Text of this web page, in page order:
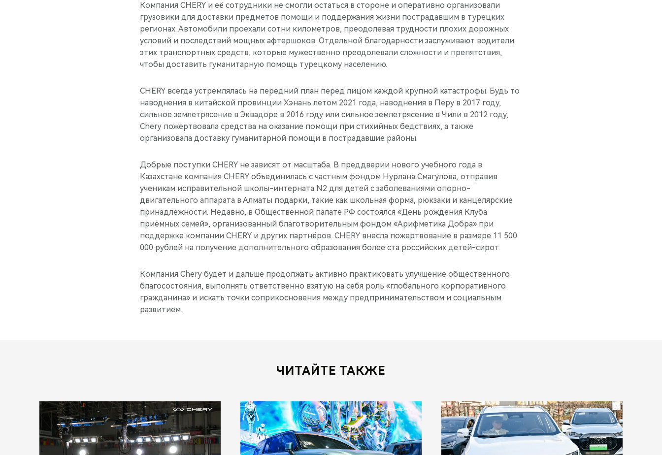
Компания CHERY и её сотрудники не смогли остаться в стороне и оперативно организовали
грузовики для доставки предметов помощи и поддержания жизни пострадавшим в турецких
регионах. Автомобили проехали сотни километров, преодолевая трудности плохих дорожных
условий и последствий мощных афтершоков. Отдельной благодарности заслуживают водители
этих транспортных средств, которые мужественно преодолевали сложности и препятствия,
чтобы доставить гуманитарную помощь турецкому населению.
CHERY всегда устремлялась на передний план перед лицом каждой крупной катастрофы. Будь то
наводнения в китайской провинции Хэнань летом 2021 года, наводнения в Перу в 2017 году,
сильное землетрясение в Эквадоре в 2016 году или сильное землетрясение в Чили в 2012 году,
Chery пожертвовала средства на оказание помощи при стихийных бедствиях, а также
организовала доставку гуманитарной помощи в пострадавшие районы.
Добрые поступки CHERY не зависят от масштаба. В преддверии нового учебного года в
Казахстане компания CHERY объединилась с частным фондом Нурлана Смагулова, отправив
ученикам исправительной школы-интерната N2 для детей с заболеваниями опорно-
двигательного аппарата в Алматы подарки, такие как школьная форма, рюкзаки и канцелярские
принадлежности. Недавно, в Общественной палате РФ состоялся «День рождения Клуба
приёмных семей», организованный благотворительным фондом «Арифметика Добра» при
поддержке компании CHERY и других партнёров. CHERY внесла пожертвование в размере 11 500
000 рублей на получение дополнительного образования более ста российских детей-сирот.
Компания Chery будет и дальше продолжать активно практиковать улучшение общественного
благосостояния, выполнять ответственно взятую на себя роль «глобального корпоративного
гражданина» и искать точки соприкосновения между предпринимательством и социальным
развитием.
ЧИТАЙТЕ ТАКЖЕ